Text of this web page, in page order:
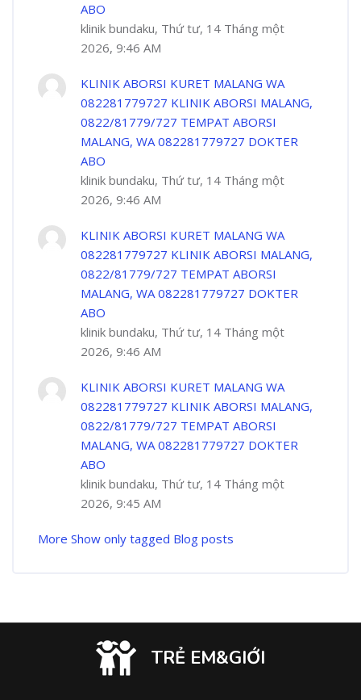
ABO
klinik bundaku, Thứ tư, 14 Tháng một
2026, 9:46 AM
KLINIK ABORSI KURET MALANG WA
082281779727 KLINIK ABORSI MALANG,
0822/81779/727 TEMPAT ABORSI
MALANG, WA 082281779727 DOKTER
ABO
klinik bundaku, Thứ tư, 14 Tháng một
2026, 9:46 AM
KLINIK ABORSI KURET MALANG WA
082281779727 KLINIK ABORSI MALANG,
0822/81779/727 TEMPAT ABORSI
MALANG, WA 082281779727 DOKTER
ABO
klinik bundaku, Thứ tư, 14 Tháng một
2026, 9:46 AM
KLINIK ABORSI KURET MALANG WA
082281779727 KLINIK ABORSI MALANG,
0822/81779/727 TEMPAT ABORSI
MALANG, WA 082281779727 DOKTER
ABO
klinik bundaku, Thứ tư, 14 Tháng một
2026, 9:45 AM
More Show only tagged Blog posts
TRẺ EM&GIỚI